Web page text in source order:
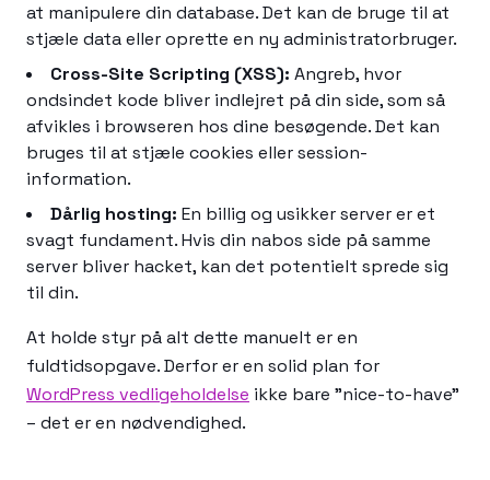
at manipulere din database. Det kan de bruge til at
stjæle data eller oprette en ny administratorbruger.
Cross-Site Scripting (XSS): Angreb, hvor
ondsindet kode bliver indlejret på din side, som så
afvikles i browseren hos dine besøgende. Det kan
bruges til at stjæle cookies eller session-
information.
Dårlig hosting: En billig og usikker server er et
svagt fundament. Hvis din nabos side på samme
server bliver hacket, kan det potentielt sprede sig
til din.
At holde styr på alt dette manuelt er en
fuldtidsopgave. Derfor er en solid plan for
WordPress vedligeholdelse ikke bare "nice-to-have"
– det er en nødvendighed.